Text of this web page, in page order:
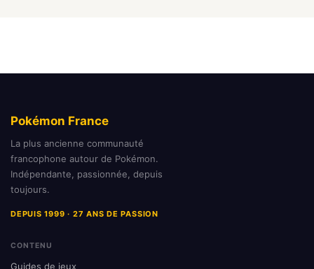
Pokémon France
La plus ancienne communauté
francophone autour de Pokémon.
Indépendante, passionnée, depuis
toujours.
DEPUIS 1999 · 27 ANS DE PASSION
CONTENU
Guides de jeux